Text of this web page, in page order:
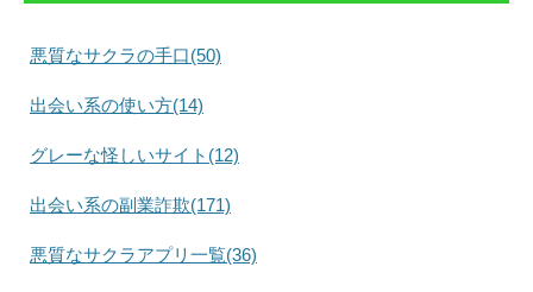
悪質なサクラの手口(50)
出会い系の使い方(14)
グレーな怪しいサイト(12)
出会い系の副業詐欺(171)
悪質なサクラアプリ一覧(36)